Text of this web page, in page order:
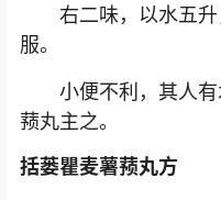
右二味，以水五
服。
小便不利，其人
蓣丸主之。
括蒌瞿麦薯蓣丸方